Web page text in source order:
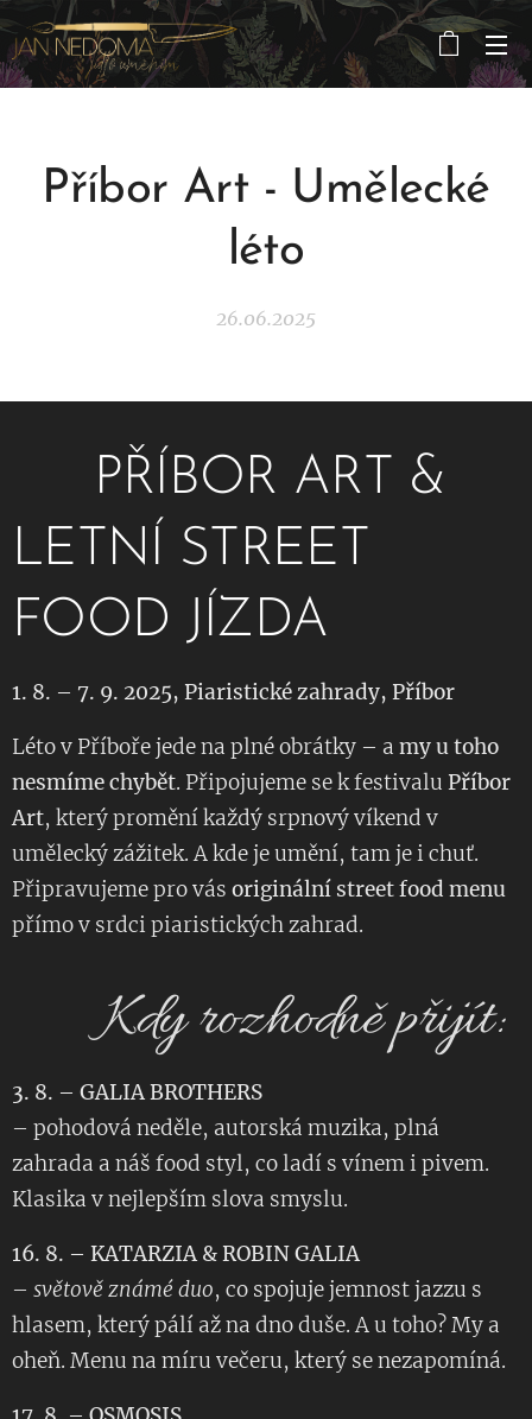
Příbor Art - Umělecké
léto
26.06.2025
🔥 PŘÍBOR ART &
LETNÍ STREET
FOOD JÍZDA 🔥
1. 8. – 7. 9. 2025, Piaristické zahrady, Příbor
Léto v Příboře jede na plné obrátky – a my u toho
nesmíme chybět. Připojujeme se k festivalu Příbor
Art, který promění každý srpnový víkend v
umělecký zážitek. A kde je umění, tam je i chuť.
Připravujeme pro vás originální street food menu
přímo v srdci piaristických zahrad.
📅 Kdy rozhodně přijít:
3. 8. – GALIA BROTHERS
– pohodová neděle, autorská muzika, plná
zahrada a náš food styl, co ladí s vínem i pivem.
Klasika v nejlepším slova smyslu.
16. 8. – KATARZIA & ROBIN GALIA
– světově známé duo, co spojuje jemnost jazzu s
hlasem, který pálí až na dno duše. A u toho? My a
oheň. Menu na míru večeru, který se nezapomíná.